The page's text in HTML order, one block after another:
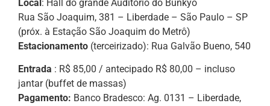
Local: Hall do grande Auditório do Bunkyo
Rua São Joaquim, 381 – Liberdade – São Paulo – SP
(próx. à Estação São Joaquim do Metrô)
Estacionamento (terceirizado): Rua Galvão Bueno, 540
Entrada : R$ 85,00 / antecipado R$ 80,00 – incluso
jantar (buffet de massas)
Pagamento: Banco Bradesco: Ag. 0131 – Liberdade,